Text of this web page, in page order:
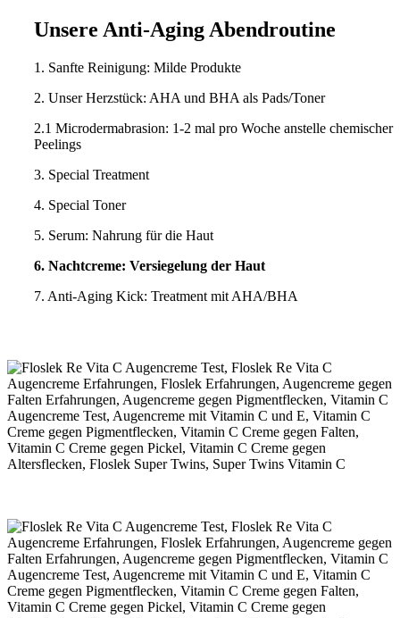
Unsere Anti-Aging Abendroutine
1. Sanfte Reinigung: Milde Produkte
2. Unser Herzstück: AHA und BHA als Pads/Toner
2.1 Microdermabrasion: 1-2 mal pro Woche anstelle chemischer
Peelings
3. Special Treatment
4. Special Toner
5. Serum: Nahrung für die Haut
6. Nachtcreme: Versiegelung der Haut
7. Anti-Aging Kick: Treatment mit AHA/BHA